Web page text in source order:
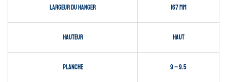
Largeur du hanger 167 mm
Hauteur Haut
Planche 9 – 9.5